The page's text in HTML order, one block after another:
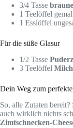
3/4 Tasse
1 Teelöffel
1 Esslöffel
Für die süße Glasur
1/2 Tasse
3 Teelöffel Milch
Dein Weg zum
So, alle Zutaten
auch wirklich nichts
Zimtschnecken-